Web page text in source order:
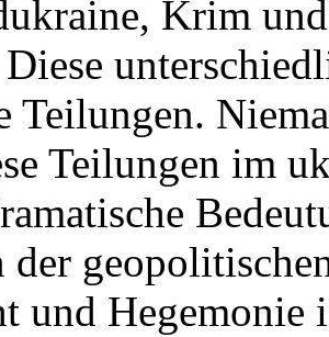
Krim
Teilungen.
Teilungen im
der
und Hegemonie